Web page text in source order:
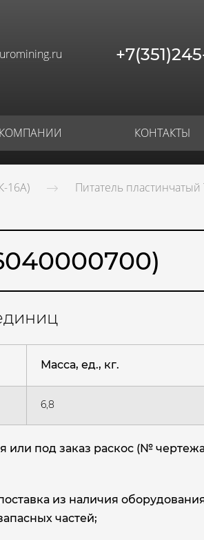
КОНТАКТЫ
16А)
Питатель пластинчатый
Масса, ед., кг.
6,8
или под заказ раскос (№
из наличия
частей;